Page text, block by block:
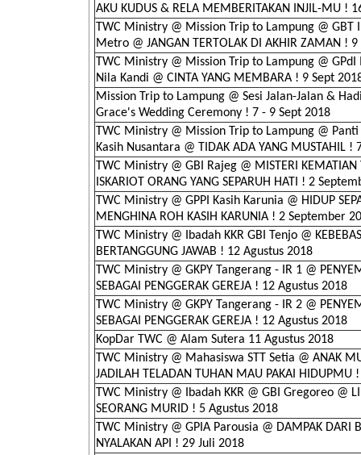
AKU KUDUS & RELA MEMBERITAKAN INJIL-MU !
TWC Ministry @ Mission Trip to Lampung @ GBT
Metro @ JANGAN TERTOLAK DI AKHIR ZAMAN ! 9
TWC Ministry @ Mission Trip to Lampung @
Nila Kandi @ CINTA YANG MEMBARA ! 9 Sept
Mission Trip to Lampung @ Sesi Jalan-Jalan &
Grace's Wedding Ceremony ! 7 - 9 Sept 2018
TWC Ministry @ Mission Trip to Lampung @ Panti
Kasih Nusantara @ TIDAK ADA YANG MUSTAHIL !
TWC Ministry @ GBI Rajeg @ MISTERI KEMATIAN
ISKARIOT ORANG YANG SEPARUH HATI ! 2
TWC Ministry @ GPPI Kasih Karunia @ HIDUP
MENGHINA ROH KASIH KARUNIA ! 2 September
TWC Ministry @ Ibadah KKR GBI Tenjo @
BERTANGGUNG JAWAB ! 12 Agustus 2018
TWC Ministry @ GKPY Tangerang - IR 1 @
SEBAGAI PENGGERAK GEREJA ! 12 Agustus 2018
TWC Ministry @ GKPY Tangerang - IR 2 @
SEBAGAI PENGGERAK GEREJA ! 12 Agustus 2018
KopDar TWC @ Alam Sutera 11 Agustus 2018
TWC Ministry @ Mahasiswa STT Setia @ ANAK
JADILAH TELADAN TUHAN MAU PAKAI HIDUPMU
TWC Ministry @ Ibadah KKR @ GBI Gregoreo @
SEORANG MURID ! 5 Agustus 2018
TWC Ministry @ GPIA Parousia @ DAMPAK DARI
NYALAKAN API ! 29 Juli 2018